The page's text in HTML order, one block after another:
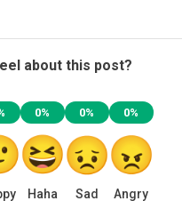
about this post?
0%
Haha
0%
Sad
0%
Angry